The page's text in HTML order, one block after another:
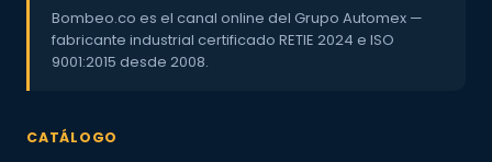
Bombeo.co es el canal online del Grupo Automex —
fabricante industrial certificado RETIE 2024 e ISO
9001:2015 desde 2008.
CATÁLOGO